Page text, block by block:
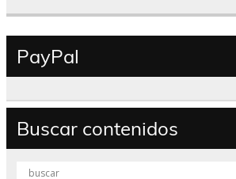
PayPal
Buscar contenidos